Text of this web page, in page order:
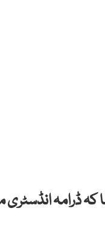
کہ ڈرامہ